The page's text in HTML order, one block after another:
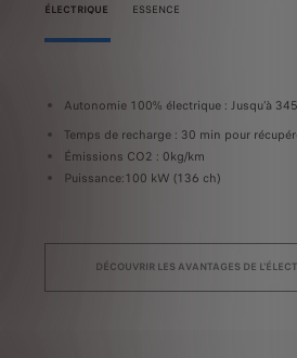
ET EMISSIONS DE CO2 Valeurs
ET EMISSIONS DE CO2 Valeurs
Autonomie 100% électrique : Jusqu'à
Temps de recharge : 30 min pour
Émissions CO2 : 0kg/km
Puissance:100 kW (136 ch)
DÉCOUVRIR LES AVANTAGES DE
ÉLECTRIQUE ESSENCE